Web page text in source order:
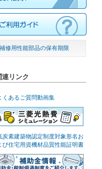
補修用性能部品の保有期限
連リンク
くあるご質問動画集
炭素建築物認定制度対象形名お
び住宅用資機材品質性能証明書